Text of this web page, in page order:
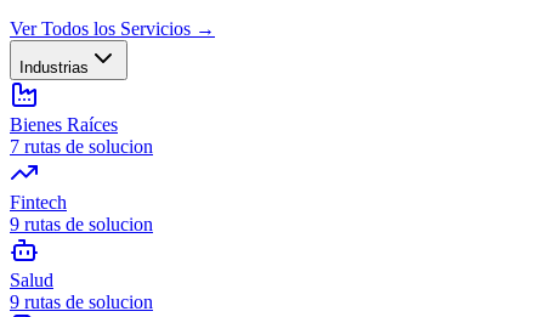
Ver Todos los Servicios →
Industrias
Bienes Raíces
7 rutas de solucion
Fintech
9 rutas de solucion
Salud
9 rutas de solucion